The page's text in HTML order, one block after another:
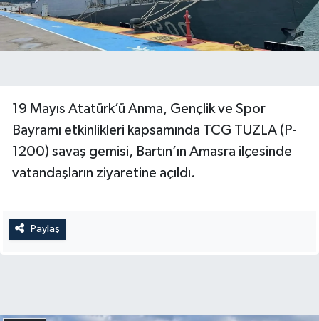
19 Mayıs Atatürk’ü Anma, Gençlik ve Spor
Bayramı etkinlikleri kapsamında TCG TUZLA (P-
1200) savaş gemisi, Bartın’ın Amasra ilçesinde
vatandaşların ziyaretine açıldı.
Paylaş